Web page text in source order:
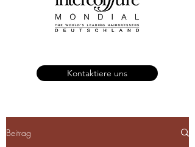
Kontaktiere uns
Beitrag